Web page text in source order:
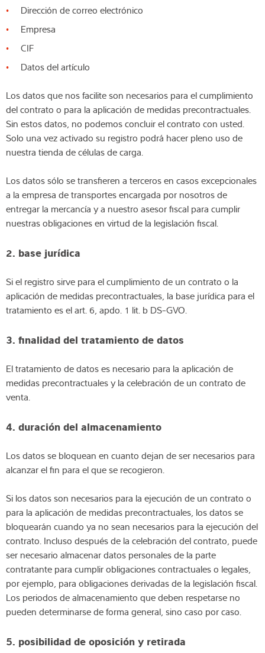
Dirección de correo electrónico
Empresa
CIF
Datos del artículo
Los datos que nos facilite son necesarios para el cumplimiento
del contrato o para la aplicación de medidas precontractuales.
Sin estos datos, no podemos concluir el contrato con usted.
Solo una vez activado su registro podrá hacer pleno uso de
nuestra tienda de células de carga.
Los datos sólo se transfieren a terceros en casos excepcionales
a la empresa de transportes encargada por nosotros de
entregar la mercancía y a nuestro asesor fiscal para cumplir
nuestras obligaciones en virtud de la legislación fiscal.
2. base jurídica
Si el registro sirve para el cumplimiento de un contrato o la
aplicación de medidas precontractuales, la base jurídica para el
tratamiento es el art. 6, apdo. 1 lit. b DS-GVO.
3. finalidad del tratamiento de datos
El tratamiento de datos es necesario para la aplicación de
medidas precontractuales y la celebración de un contrato de
venta.
4. duración del almacenamiento
Los datos se bloquean en cuanto dejan de ser necesarios para
alcanzar el fin para el que se recogieron.
Si los datos son necesarios para la ejecución de un contrato o
para la aplicación de medidas precontractuales, los datos se
bloquearán cuando ya no sean necesarios para la ejecución del
contrato. Incluso después de la celebración del contrato, puede
ser necesario almacenar datos personales de la parte
contratante para cumplir obligaciones contractuales o legales,
por ejemplo, para obligaciones derivadas de la legislación fiscal.
Los periodos de almacenamiento que deben respetarse no
pueden determinarse de forma general, sino caso por caso.
5. posibilidad de oposición y retirada